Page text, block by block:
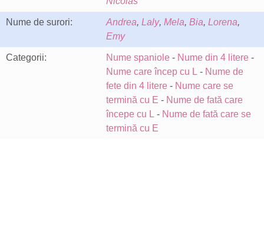
Nume de surori: Andrea, Laly, Mela, Bia, Lorena,
Emy
Categorii: Nume spaniole - Nume din 4 litere -
Nume care încep cu L - Nume de
fete din 4 litere - Nume care se
termină cu E - Nume de fată care
începe cu L - Nume de fată care se
termină cu E